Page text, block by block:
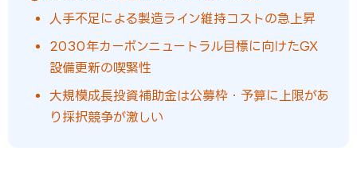
人手不足による製造ライン維持コストの急上昇
2030年カーボンニュートラル目標に向けたGX
設備更新の喫緊性
大規模成長投資補助金は公募枠・予算に上限があ
り採択競争が激しい